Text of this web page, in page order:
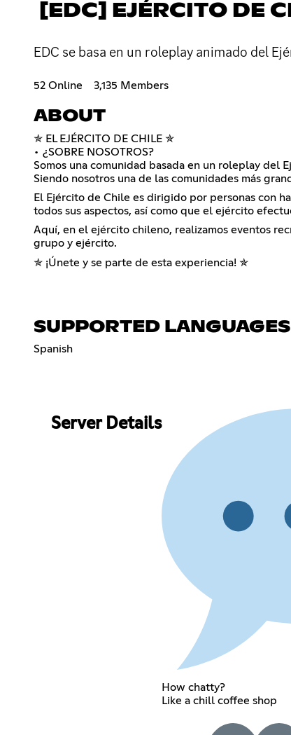
[EDC] EJÉRCITO DE
EDC se basa en un roleplay animado del
52 Online 3,135 Members
ABOUT
✯ EL EJÉRCITO DE CHILE ✯
• ¿SOBRE NOSOTROS?
Somos una comunidad basada en un roleplay del
Siendo nosotros una de las comunidades más
El Ejército de Chile es dirigido por personas con
todos sus aspectos, así como que el ejército
Aquí, en el ejército chileno, realizamos eventos
grupo y ejército.
✯ ¡Únete y se parte de esta experiencia! ✯
SUPPORTED LANGUAGES
Spanish
Server Details
How chatty?
Like a chill coffee shop